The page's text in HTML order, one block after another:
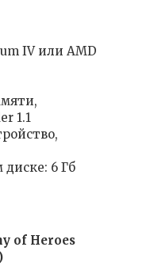
IV или AMD
1.1
6 Гб
of Heroes